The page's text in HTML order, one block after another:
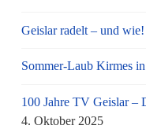
Geislar radelt – und wie!
Sommer-Laub Kirmes
100 Jahre TV Geislar –
4. Oktober 2025